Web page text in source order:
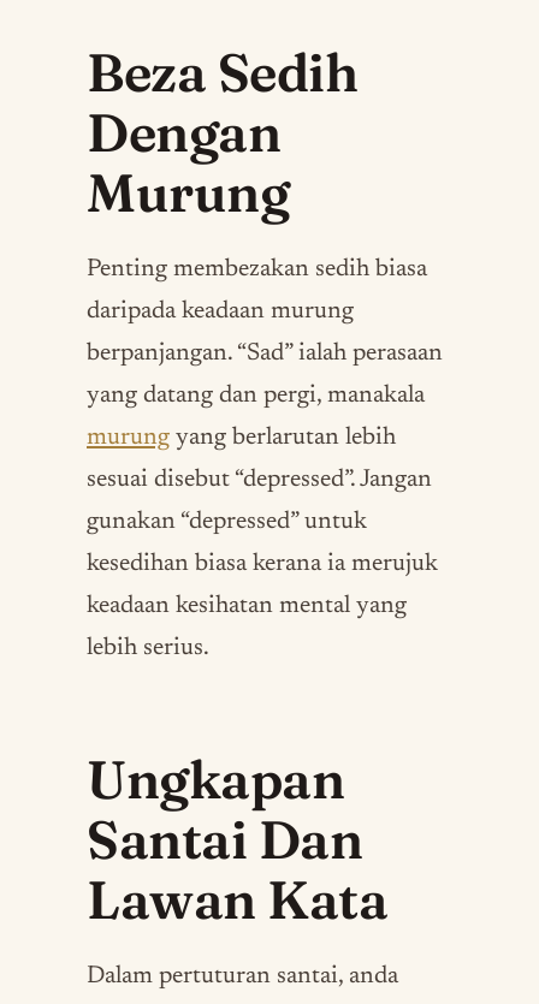
Beza Sedih
Dengan
Murung
Penting membezakan sedih biasa
daripada keadaan murung
berpanjangan. “Sad” ialah perasaan
yang datang dan pergi, manakala
murung yang berlarutan lebih
sesuai disebut “depressed”. Jangan
gunakan “depressed” untuk
kesedihan biasa kerana ia merujuk
keadaan kesihatan mental yang
lebih serius.
Ungkapan
Santai Dan
Lawan Kata
Dalam pertuturan santai, anda